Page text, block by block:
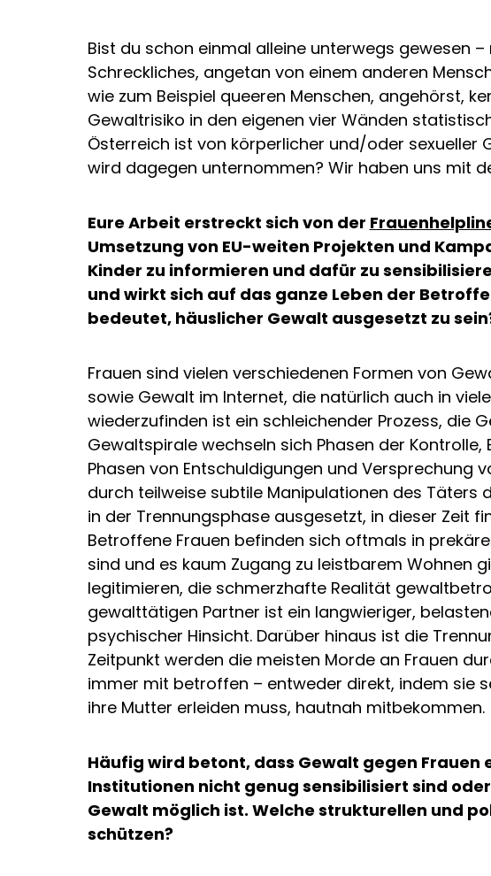
Bist du schon einmal alleine unterwegs gewesen
Schreckliches, angetan von einem anderen
wie zum Beispiel queeren Menschen, angehörst,
Gewaltrisiko in den eigenen vier Wänden
Österreich ist von körperlicher und/oder sexueller
wird dagegen unternommen? Wir haben uns mit
Eure Arbeit erstreckt sich von der
Umsetzung von EU-weiten Projekten und
Kinder zu informieren und dafür zu
und wirkt sich auf das ganze Leben der
bedeutet, häuslicher Gewalt ausgesetzt zu
Frauen sind vielen verschiedenen Formen von
sowie Gewalt im Internet, die natürlich auch in
wiederzufinden ist ein schleichender Prozess, die
Gewaltspirale wechseln sich Phasen der
Phasen von Entschuldigungen und Versprechung
durch teilweise subtile Manipulationen des Täters
in der Trennungsphase ausgesetzt, in dieser Zeit
Betroffene Frauen befinden sich oftmals in
sind und es kaum Zugang zu leistbarem Wohnen
legitimieren, die schmerzhafte Realität
gewalttätigen Partner ist ein langwieriger,
psychischer Hinsicht. Darüber hinaus ist die
Zeitpunkt werden die meisten Morde an Frauen
immer mit betroffen – entweder direkt, indem sie
ihre Mutter erleiden muss, hautnah mitbekommen.
Häufig wird betont, dass Gewalt gegen
Institutionen nicht genug sensibilisiert sind
Gewalt möglich ist. Welche strukturellen und
schützen?